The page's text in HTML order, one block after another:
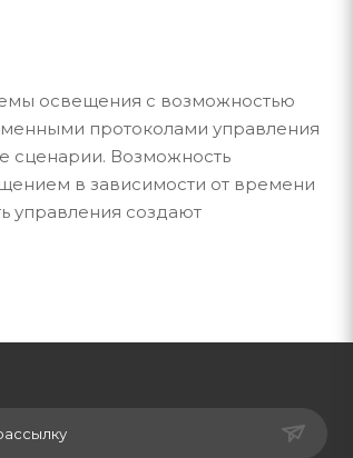
освещения с возможностью
протоколами управления
сценарии. Возможность
в зависимости от времени
управления создают